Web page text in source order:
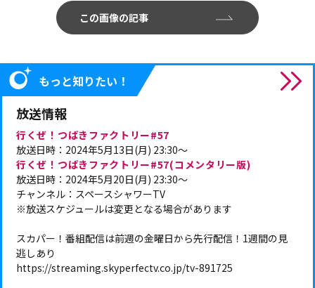
この画像の記事
もっと知りたい！
放送情報
行くぜ！つばきファクトリー#57
放送日時：2024年5月13日(月) 23:30～
行くぜ！つばきファクトリー#57(コメンタリー版)
放送日時：2024年5月20日(月) 23:30～
チャンネル：スペースシャワーTV
※放送スケジュールは変更となる場合があります
スカパー！番組配信は前週の金曜日から先行配信！1週間の見
逃しあり
https://streaming.skyperfectv.co.jp/tv-891725